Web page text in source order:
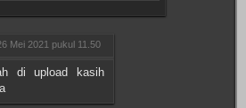
Mei 2021 pukul 11.50
di upload kasih